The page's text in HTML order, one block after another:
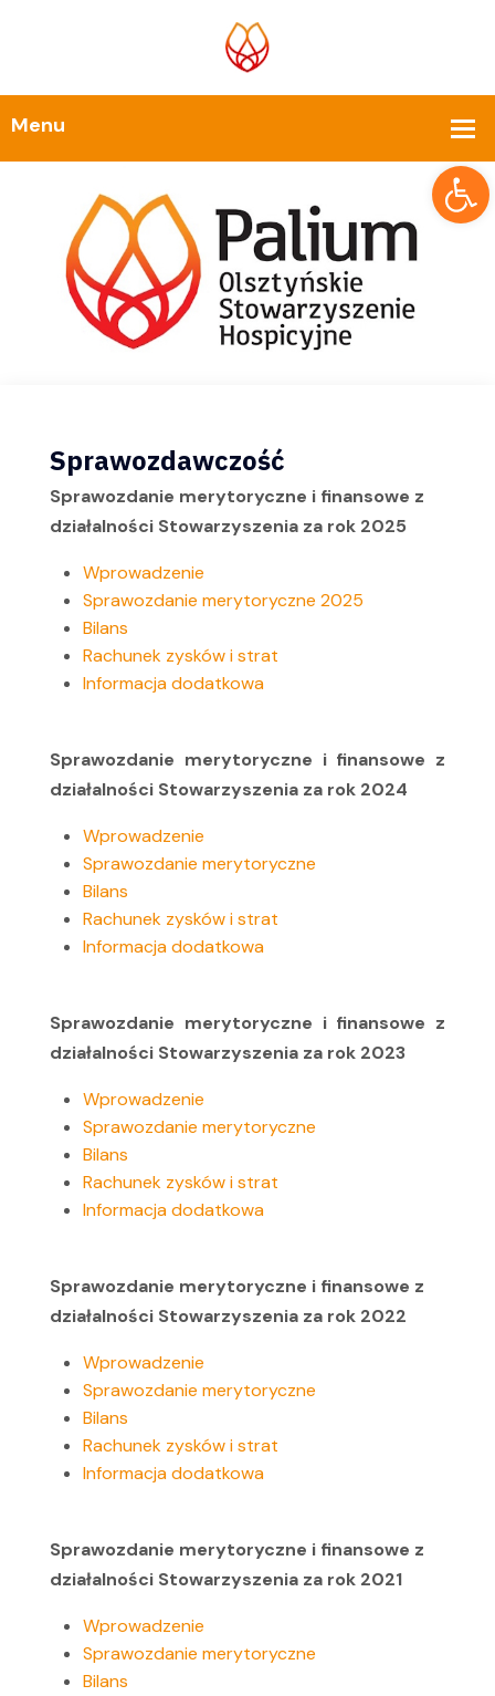
Sprawozdawczość
Sprawozdanie merytoryczne i finansowe z
działalności Stowarzyszenia za rok 2025
Wprowadzenie
Sprawozdanie merytoryczne 2025
Bilans
Rachunek zysków i strat
Informacja dodatkowa
Sprawozdanie merytoryczne i finansowe z
działalności Stowarzyszenia za rok 2024
Wprowadzenie
Sprawozdanie merytoryczne
Bilans
Rachunek zysków i strat
Informacja dodatkowa
Sprawozdanie merytoryczne i finansowe z
działalności Stowarzyszenia za rok 2023
Wprowadzenie
Sprawozdanie merytoryczne
Bilans
Rachunek zysków i strat
Informacja dodatkowa
Sprawozdanie merytoryczne i finansowe z
działalności Stowarzyszenia za rok 2022
Wprowadzenie
Sprawozdanie merytoryczne
Bilans
Rachunek zysków i strat
Informacja dodatkowa
Sprawozdanie merytoryczne i finansowe z
działalności Stowarzyszenia za rok 2021
Wprowadzenie
Sprawozdanie merytoryczne
Bilans